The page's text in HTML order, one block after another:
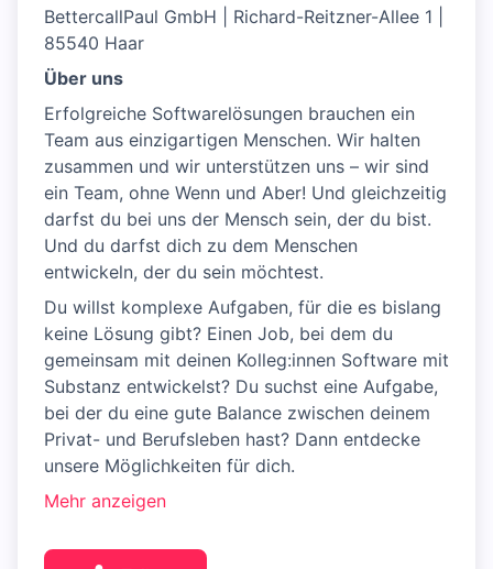
BettercallPaul GmbH | Richard-Reitzner-Allee 1 |
85540 Haar
Über uns
Erfolgreiche Softwarelösungen brauchen ein
Team aus einzigartigen Menschen. Wir halten
zusammen und wir unterstützen uns – wir sind
ein Team, ohne Wenn und Aber! Und gleichzeitig
darfst du bei uns der Mensch sein, der du bist.
Und du darfst dich zu dem Menschen
entwickeln, der du sein möchtest.
Du willst komplexe Aufgaben, für die es bislang
keine Lösung gibt? Einen Job, bei dem du
gemeinsam mit deinen Kolleg:innen Software mit
Substanz entwickelst? Du suchst eine Aufgabe,
bei der du eine gute Balance zwischen deinem
Privat- und Berufsleben hast? Dann entdecke
unsere Möglichkeiten für dich.
Mehr anzeigen